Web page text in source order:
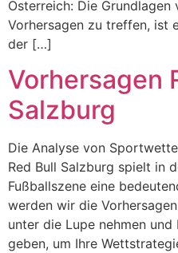
Österreich: Die
Vorhersagen zu treffen, ist
der […]
Vorhersagen
Salzburg
Die Analyse von
Red Bull Salzburg spielt in
Fußballszene eine
werden wir die
unter die Lupe nehmen
geben, um Ihre